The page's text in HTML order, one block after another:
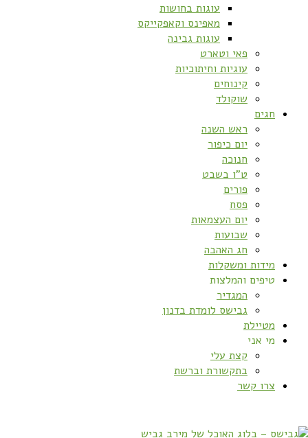
עוגות בחושות
מאפינס וקאפקייקס
עוגות גבינה
פאי וטארט
עוגיות וחיתוכיות
קינוחים
שוקולד
חגים
ראש השנה
יום כיפור
חנוכה
ט”ו בשבט
פורים
פסח
יום העצמאות
שבועות
חג האהבה
מידות ומשקלות
טיפים והמלצות
המגדיר
גבישס לומדת בדנון
מטיילת
מי אני
קצת עלי
בתקשורת וברשת
צרו קשר